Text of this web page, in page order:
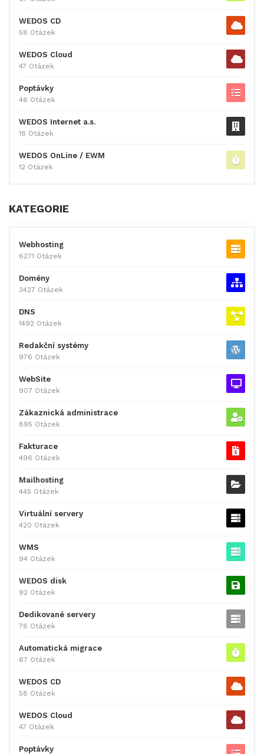
WEDOS CD
58 Otázek
WEDOS Cloud
47 Otázek
Poptávky
46 Otázek
WEDOS Internet a.s.
18 Otázek
WEDOS OnLine / EWM
12 Otázek
KATEGORIE
Webhosting
6271 Otázek
Domény
3427 Otázek
DNS
1492 Otázek
Redakční systémy
976 Otázek
WebSite
907 Otázek
Zákaznická administrace
895 Otázek
Fakturace
496 Otázek
Mailhosting
445 Otázek
Virtuální servery
420 Otázek
WMS
94 Otázek
WEDOS disk
92 Otázek
Dedikované servery
76 Otázek
Automatická migrace
67 Otázek
WEDOS CD
58 Otázek
WEDOS Cloud
47 Otázek
Poptávky